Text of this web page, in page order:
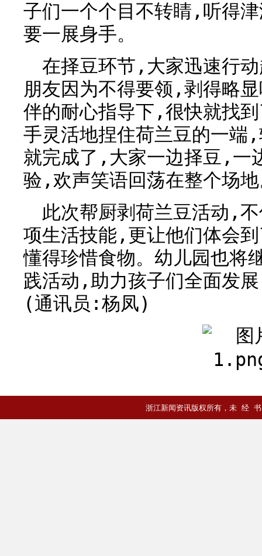
子们一个个目不转睛,听得
要一展身手。
在择豆环节,大家迅速行
朋友因为不得要领,剥得略
伴的耐心指导下,很快就找
手灵活地捏住荷兰豆的一
就完成了,大家一边择豆,一
验,欢声笑语回荡在整个场
此次帮厨剥荷兰豆活动,
项生活技能,更让他们体会
懂得珍惜食物。幼儿园也将
践活动,助力孩子们全面发
(通讯员:杨凤)
浙江新闻资讯版权所有 ，未 经